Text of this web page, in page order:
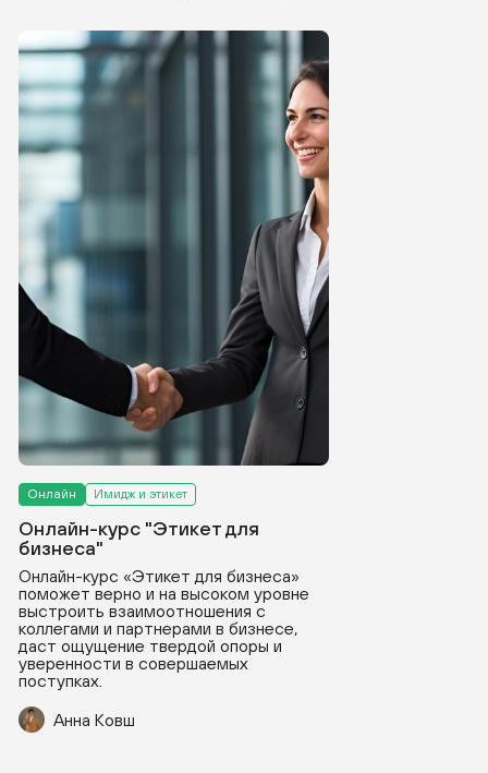
Онлайн Имидж и этикет
Онлайн-курс "Этикет для
бизнеса"
Онлайн-курс «Этикет для бизнеса»
поможет верно и на высоком уровне
выстроить взаимоотношения с
коллегами и партнерами в бизнесе,
даст ощущение твердой опоры и
уверенности в совершаемых
поступках.
Анна Ковш